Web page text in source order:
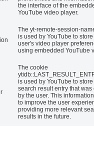
the interface of the
YouTube video player.
The yt-remote-session-
is used by YouTube to
user's video player
using embedded YouTube
The cookie
is used by YouTube to
search result entry that was
by the user. This
to improve the user
providing more relevant
results in the future.